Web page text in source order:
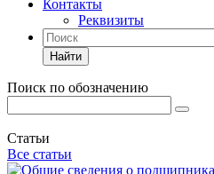
Контакты
Реквизиты
Найти
Поиск по обозначению
Статьи
Все статьи